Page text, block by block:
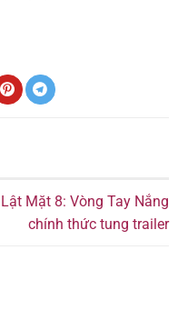
Lật Mặt 8: Vòng Tay Nắng
chính thức tung trailer